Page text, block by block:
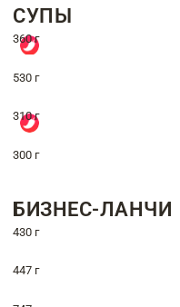
СУПЫ
360 г
530 г
310 г
300 г
БИЗНЕС-ЛАНЧИ
430 г
447 г